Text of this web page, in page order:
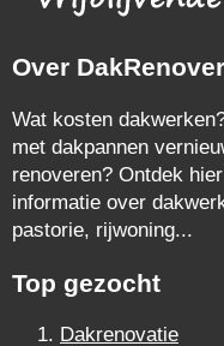
Over
Wat kosten
met dakpannen
renoveren? Ontdek
informatie over
pastorie, rijwoning...
Top gezocht
Dakrenovatie